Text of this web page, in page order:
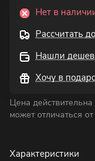
Нет в
Рассчитать
Нашли
Хочу в
Цена
может отличаться
Характеристики